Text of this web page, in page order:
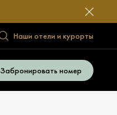
Наши отели и курорты
Забронировать номер